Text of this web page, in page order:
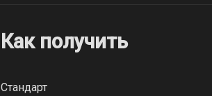
Как получить
Стандарт